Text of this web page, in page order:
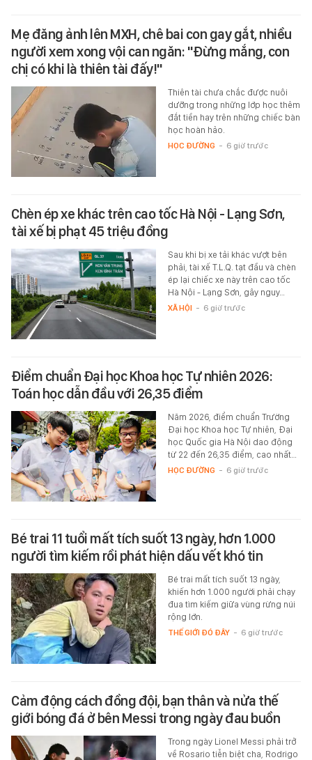
Mẹ đăng ảnh lên MXH, chê bai con gay gắt, nhiều
người xem xong vội can ngăn: "Đừng mắng, con
chị có khi là thiên tài đấy!"
Thiên tài chưa chắc được nuôi
dưỡng trong những lớp học thêm
đắt tiền hay trên những chiếc bàn
học hoàn hảo.
HỌC ĐƯỜNG - 6 giờ trước
Chèn ép xe khác trên cao tốc Hà Nội - Lạng Sơn,
tài xế bị phạt 45 triệu đồng
Sau khi bị xe tải khác vượt bên
phải, tài xế T.L.Q. tạt đầu và chèn
ép lại chiếc xe này trên cao tốc
Hà Nội - Lạng Sơn, gây nguy…
XÃ HỘI - 6 giờ trước
Điểm chuẩn Đại học Khoa học Tự nhiên 2026:
Toán học dẫn đầu với 26,35 điểm
Năm 2026, điểm chuẩn Trường
Đại học Khoa học Tự nhiên, Đại
học Quốc gia Hà Nội dao động
từ 22 đến 26,35 điểm, cao nhất…
HỌC ĐƯỜNG - 6 giờ trước
Bé trai 11 tuổi mất tích suốt 13 ngày, hơn 1.000
người tìm kiếm rồi phát hiện dấu vết khó tin
Bé trai mất tích suốt 13 ngày,
khiến hơn 1.000 người phải chạy
đua tìm kiếm giữa vùng rừng núi
rộng lớn.
THẾ GIỚI ĐÓ ĐÂY - 6 giờ trước
Cảm động cách đồng đội, bạn thân và nửa thế
giới bóng đá ở bên Messi trong ngày đau buồn
Trong ngày Lionel Messi phải trở
về Rosario tiễn biệt cha, Rodrigo